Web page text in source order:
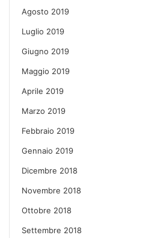
Agosto 2019
Luglio 2019
Giugno 2019
Maggio 2019
Aprile 2019
Marzo 2019
Febbraio 2019
Gennaio 2019
Dicembre 2018
Novembre 2018
Ottobre 2018
Settembre 2018